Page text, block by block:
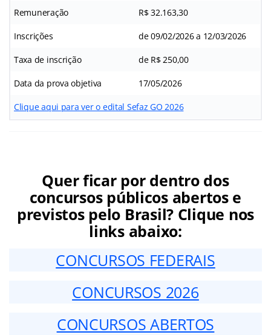
Remuneração R$ 32.163,30
Inscrições de 09/02/2026 a 12/03/2026
Taxa de inscrição de R$ 250,00
Data da prova objetiva 17/05/2026
Clique aqui para ver o edital Sefaz GO 2026
Quer ficar por dentro dos
concursos públicos abertos e
previstos pelo Brasil? Clique nos
links abaixo:
CONCURSOS FEDERAIS
CONCURSOS 2026
CONCURSOS ABERTOS